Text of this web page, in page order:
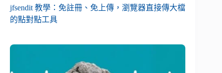
jfsendit 教學：免註冊、免上傳，瀏覽器直接傳大檔
的點對點工具